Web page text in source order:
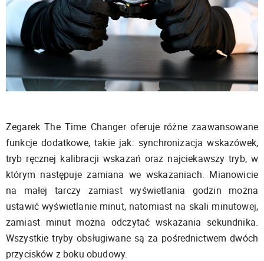
Zegarek The Time Changer oferuje różne zaawansowane
funkcje dodatkowe, takie jak: synchronizacja wskazówek,
tryb ręcznej kalibracji wskazań oraz najciekawszy tryb, w
którym następuje zamiana we wskazaniach. Mianowicie
na małej tarczy zamiast wyświetlania godzin można
ustawić wyświetlanie minut, natomiast na skali minutowej,
zamiast minut można odczytać wskazania sekundnika.
Wszystkie tryby obsługiwane są za pośrednictwem dwóch
przycisków z boku obudowy.